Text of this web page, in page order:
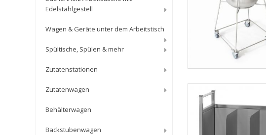
Edelstahlgestell
Wagen & Geräte unter dem Arbeitstisch
Spültische, Spülen & mehr
Zutatenstationen
Zutatenwagen
Behälterwagen
Backstubenwagen